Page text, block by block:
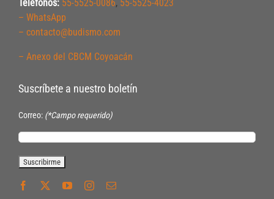
Teléfonos: 55-5525-0086, 55-5525-4023
– WhatsApp
– contacto@budismo.com
– Anexo del CBCM Coyoacán
Suscríbete a nuestro boletín
Correo: (*Campo requerido)